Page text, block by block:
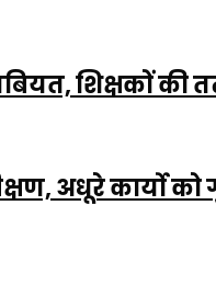
शिक्षकों की
अधूरे